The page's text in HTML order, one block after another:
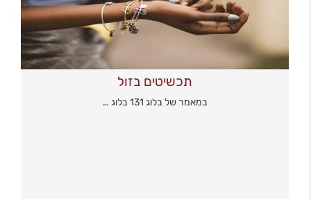
תכשיטים בזול
במאמר של בלוג 131 בלוג …